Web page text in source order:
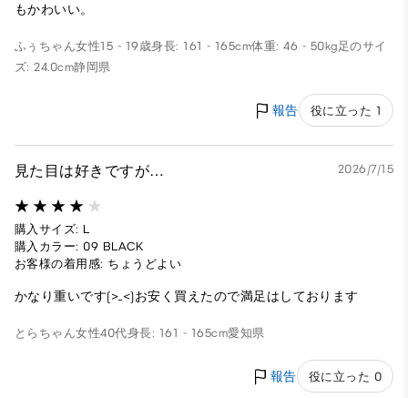
もかわいい。
ふぅちゃん女性15 - 19歳身長: 161 - 165cm体重: 46 - 50kg足のサイ
ズ: 24.0cm静岡県
報告 役に立った 1
見た目は好きですが… 2026/7/15
購入サイズ: L
購入カラー: 09 BLACK
お客様の着用感: ちょうどよい
かなり重いです(>_<)お安く買えたので満足はしております
とらちゃん女性40代身長: 161 - 165cm愛知県
報告 役に立った 0